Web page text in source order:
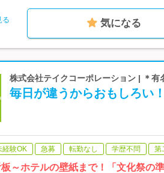
る 気になる
株式会社テイクコーポレーション | ＊
毎日が違うからおもしろい
経験OK 急募 転勤なし 学歴不問 第
～ホテルの壁紙まで！「文化祭の